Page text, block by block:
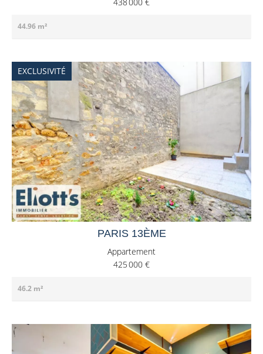
44.96 m²
PARIS 13ÈME
Appartement
425 000 €
46.2 m²
EXCLUSIVITÉ